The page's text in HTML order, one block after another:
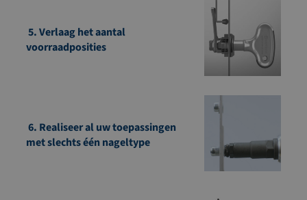
5. Verlaag het aantal
voorraadposities
6. Realiseer al uw toepassingen
met slechts één nageltype